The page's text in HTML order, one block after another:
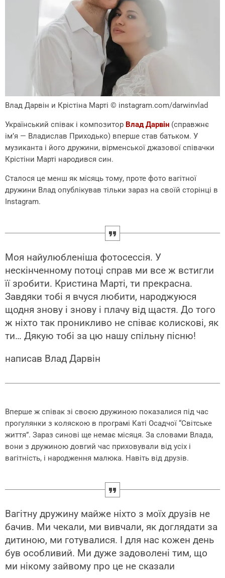
Влад Дарвін и Крістіна Марті © instagram.com/darwinvlad
Український співак і композитор Влад Дарвін (справжнє
ім’я — Владислав Приходько) вперше став батьком. У
музиканта і його дружини, вірменської джазової співачки
Крістіни Марті народився син.
Сталося це менш як місяць тому, проте фото вагітної
дружини Влад опублікував тільки зараз на своїй сторінці в
Instagram.
Моя найулюбленіша фотосессія. У
нескінченному потоці справ ми все ж встигли
її зробити. Кристина Марті, ти прекрасна.
Завдяки тобі я вчуся любити, народжуюся
щодня знову і знову і плачу від щастя. До того
ж ніхто так проникливо не співає колискові, як
ти… Дякую тобі за цю нашу спільну пісню!
написав Влад Дарвін
Вперше ж співак зі своєю дружиною показалися під час
прогулянки з коляскою в програмі Каті Осадчої “Світське
життя”. Зараз синові ще немає місяця. За словами Влада,
вони з дружиною довгий час приховували від усіх і
вагітність, і народження малюка. Навіть від друзів.
Вагітну дружину майже ніхто з моїх друзів не
бачив. Ми чекали, ми вивчали, як доглядати за
дитиною, ми готувалися. І для нас кожен день
був особливий. Ми дуже задоволені тим, що
ми нікому зайвому про це не сказали